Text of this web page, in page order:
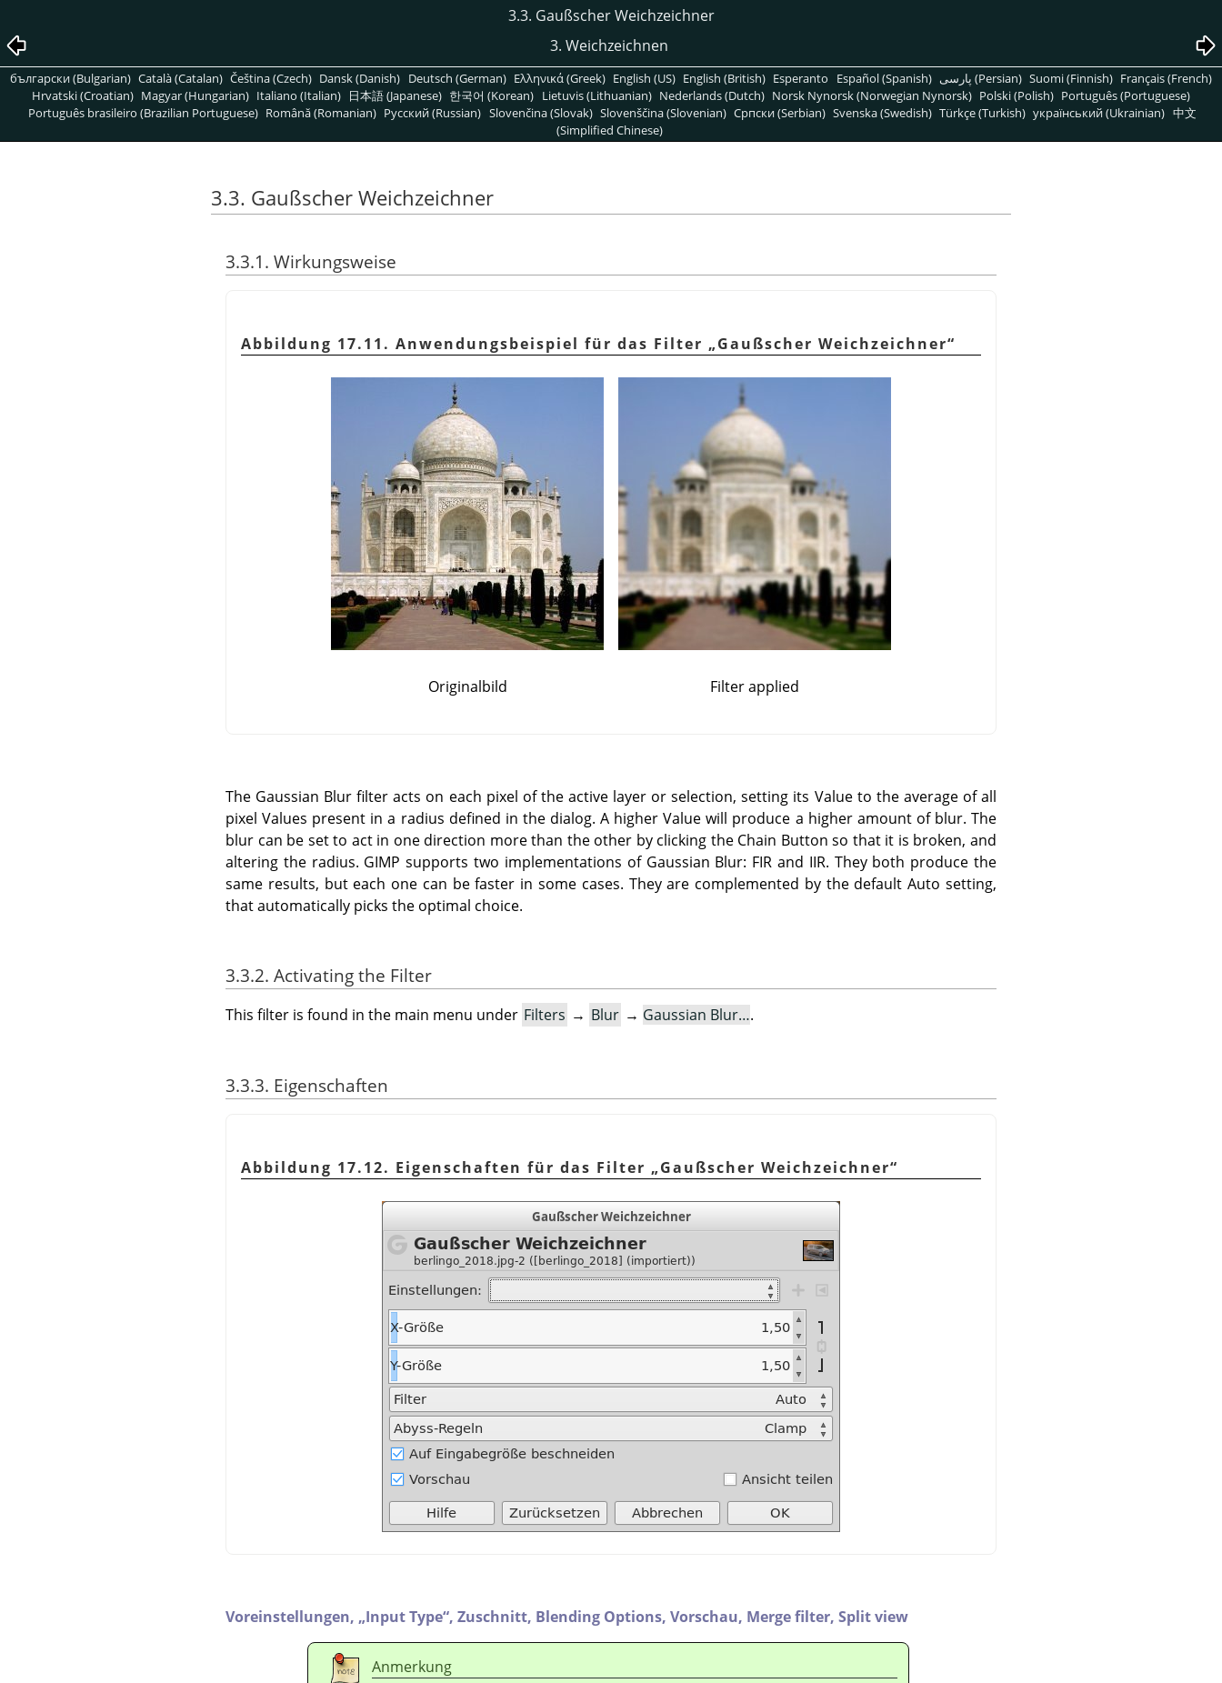
3.3. Gaußscher Weichzeichner
3. Weichzeichnen
български (Bulgarian) Català (Catalan) Čeština (Czech) Dansk (Danish) Deutsch (German) Ελληνικά (Greek) English (US) English (British) Esperanto Español (Spanish) پارسی (Persian) Suomi (Finnish) Français (French)
Hrvatski (Croatian) Magyar (Hungarian) Italiano (Italian) 日本語 (Japanese) 한국어 (Korean) Lietuvis (Lithuanian) Nederlands (Dutch) Norsk Nynorsk (Norwegian Nynorsk) Polski (Polish) Português (Portuguese)
Português brasileiro (Brazilian Portuguese) Română (Romanian) Pусский (Russian) Slovenčina (Slovak) Slovenščina (Slovenian) Српски (Serbian) Svenska (Swedish) Türkçe (Turkish) український (Ukrainian) 中文
(Simplified Chinese)
3.3. Gaußscher Weichzeichner
3.3.1. Wirkungsweise
Abbildung 17.11. Anwendungsbeispiel für das Filter „Gaußscher Weichzeichner“
Originalbild Filter applied
The Gaussian Blur filter acts on each pixel of the active layer or selection, setting its Value to the average of all
pixel Values present in a radius defined in the dialog. A higher Value will produce a higher amount of blur. The
blur can be set to act in one direction more than the other by clicking the Chain Button so that it is broken, and
altering the radius. GIMP supports two implementations of Gaussian Blur: FIR and IIR. They both produce the
same results, but each one can be faster in some cases. They are complemented by the default Auto setting,
that automatically picks the optimal choice.
3.3.2. Activating the Filter
This filter is found in the main menu under Filters → Blur → Gaussian Blur….
3.3.3. Eigenschaften
Abbildung 17.12. Eigenschaften für das Filter „Gaußscher Weichzeichner“
Voreinstellungen, „Input Type“, Zuschnitt, Blending Options, Vorschau, Merge filter, Split view
Anmerkung